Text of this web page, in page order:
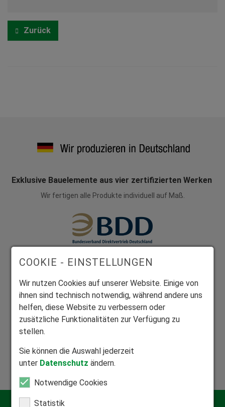
Zurück
Exklusive Bauelemente aus vier zertifizierten Werken
Wir fertigen alle Produkte individuell auf Maß.
Mitglied Bundesverband Direktvertrieb
Zuhause in der Rollladen- und Sonnenschutzbranche.
COOKIE - EINSTELLUNGEN
Wir nutzen Cookies auf unserer Website. Einige von
ihnen sind technisch notwendig, während andere uns
helfen, diese Website zu verbessern oder
zusätzliche Funktionalitäten zur Verfügung zu
stellen.
Sie können die Auswahl jederzeit
unter Datenschutz ändern.
Notwendige Cookies
Statistik